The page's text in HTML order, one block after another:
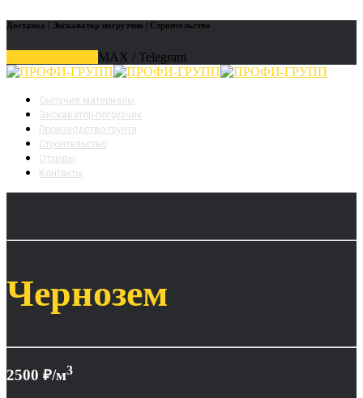
Доставка | Экскаватор погрузчик | Строительство
MAX / Telegram
Сыпучие материалы
Экскаватор-погрузчик
Производство грунта
Строительство
Отзывы
Контакты
Чернозем
2500 ₽/м3